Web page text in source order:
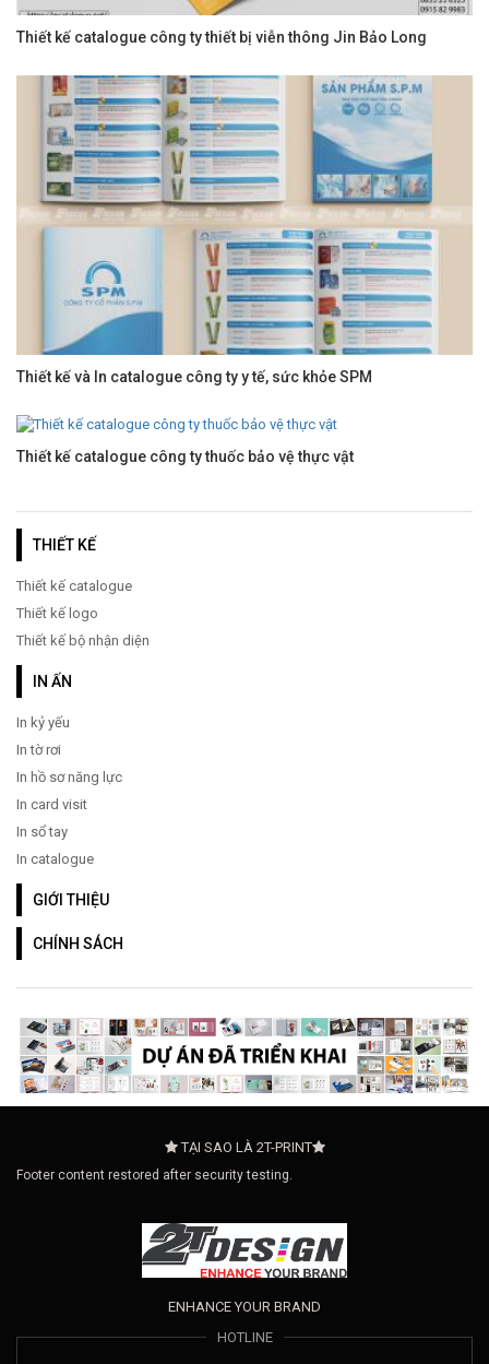
Thiết kế catalogue công ty thiết bị viễn thông Jin Bảo Long
Thiết kế và In catalogue công ty y tế, sức khỏe SPM
Thiết kế catalogue công ty thuốc bảo vệ thực vật
THIẾT KẾ
Thiết kế catalogue
Thiết kế logo
Thiết kế bộ nhận diện
IN ẤN
In kỷ yếu
In tờ rơi
In hồ sơ năng lực
In card visit
In sổ tay
In catalogue
GIỚI THIỆU
CHÍNH SÁCH
TẠI SAO LÀ 2T-PRINT
Footer content restored after security testing.
ENHANCE YOUR BRAND
HOTLINE